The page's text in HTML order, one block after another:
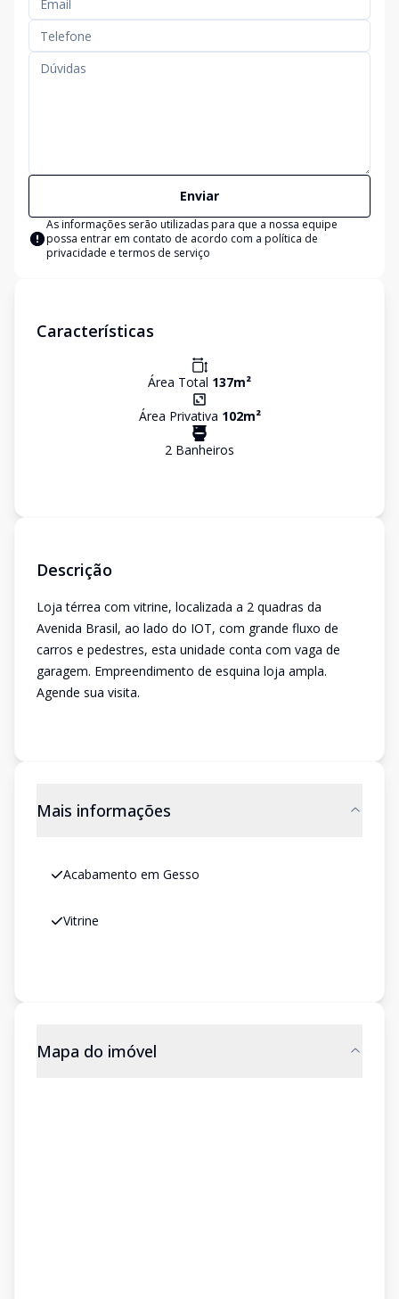
Enviar
As informações serão utilizadas para que a nossa equipe
possa entrar em contato de acordo com a política de
privacidade e termos de serviço
Características
Área Total 137m²
Área Privativa 102m²
2 Banheiros
Descrição
Loja térrea com vitrine, localizada a 2 quadras da
Avenida Brasil, ao lado do IOT, com grande fluxo de
carros e pedestres, esta unidade conta com vaga de
garagem. Empreendimento de esquina loja ampla.
Agende sua visita.
Mais informações
Acabamento em Gesso
Vitrine
Mapa do imóvel